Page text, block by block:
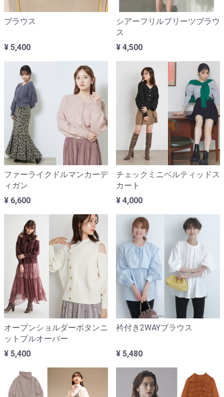
ブラウス
¥ 5,400
シアーフリルプリーツブラウ
ス
¥ 4,500
ファーライクドルマンカーデ
ィガン
¥ 6,600
チェックミニベルティッドス
カート
¥ 4,000
オープンショルダーボタンニ
ットプルオーバー
¥ 5,400
衿付き2WAYブラウス
¥ 5,480